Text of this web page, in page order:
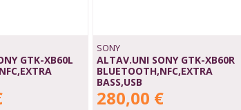
GTK-XB60L
SONY
ALTAV.UNI SONY GTK-XB60R
BLUETOOTH,NFC,EXTRA
BASS,USB
280,00 €